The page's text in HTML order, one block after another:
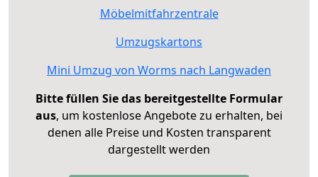
Möbelmitfahrzentrale
Umzugskartons
Mini Umzug von Worms nach Langwaden
Bitte füllen Sie das bereitgestellte Formular
aus, um kostenlose Angebote zu erhalten, bei
denen alle Preise und Kosten transparent
dargestellt werden